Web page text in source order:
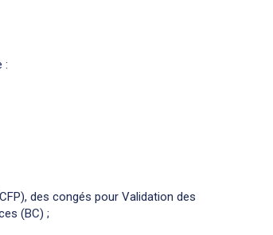
:
des congés pour Validation des
(BC) ;